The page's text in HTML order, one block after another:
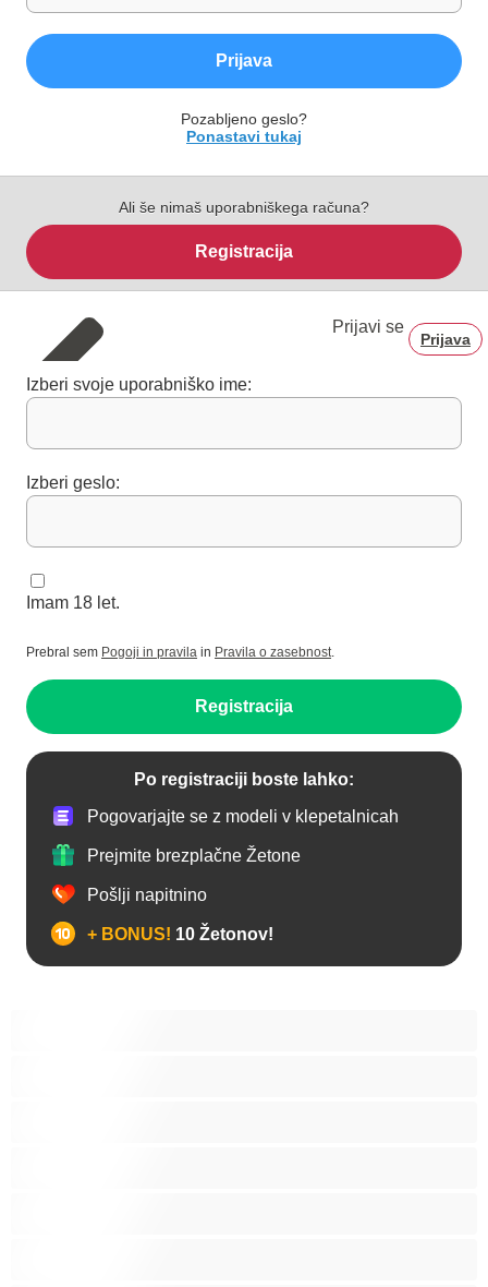
Prijava
Pozabljeno geslo?
Ponastavi tukaj
Ali še nimaš uporabniškega računa?
Registracija
Prijavi se
Prijava
Izberi svoje uporabniško ime:
Izberi geslo:
Imam 18 let.
Prebral sem Pogoji in pravila in Pravila o zasebnost.
Registracija
Po registraciji boste lahko:
Pogovarjajte se z modeli v klepetalnicah
Prejmite brezplačne Žetone
Pošlji napitnino
+ BONUS! 10 Žetonov!